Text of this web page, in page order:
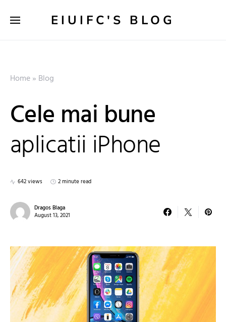
EIUIFC'S BLOG
Home» Blog
Cele mai bune
aplicatii iPhone
642 views 2 minute read
Dragos Blaga
August 13, 2021